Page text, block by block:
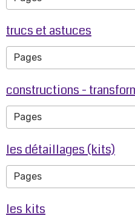
trucs et astuces
constructions -
les détaillages (kits)
les kits